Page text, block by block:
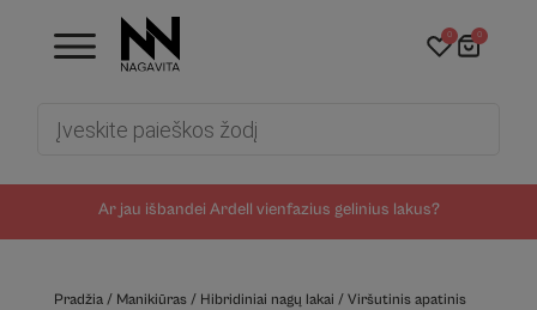
Ar jau išbandei Ardell vienfazius gelinius lakus?
0 0
Pradžia/ Manikiūras/ Hibridiniai nagų lakai / Viršutinis apatinis